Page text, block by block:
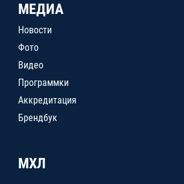
МЕДИА
Новости
Фото
Видео
Программки
Аккредитация
Брендбук
МХЛ